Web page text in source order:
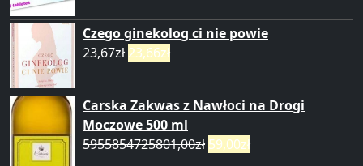
Czego ginekolog ci nie powie
23,67zł 23,66zł
Carska Zakwas z Nawłoci na Drogi
Moczowe 500 ml
5955854725801,00zł 59,00zł